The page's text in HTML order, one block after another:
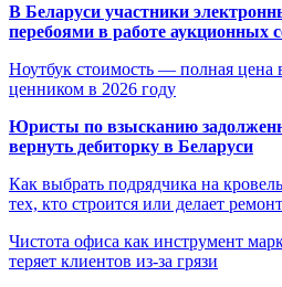
В Беларуси участники
перебоями в работе аукционных
Ноутбук стоимость — полная цена
ценником в 2026 году
Юристы по взысканию
вернуть дебиторку в Беларуси
Как выбрать подрядчика на
тех, кто строится или делает ремонт
Чистота офиса как инструмент
теряет клиентов из-за грязи